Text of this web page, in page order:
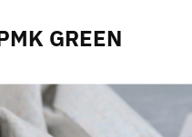
GREEN